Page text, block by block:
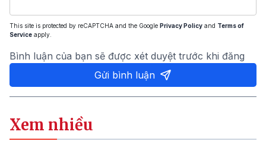
This site is protected by reCAPTCHA and the Google Privacy Policy and Terms of
Service apply.
Bình luận của bạn sẽ được xét duyệt trước khi đăng
Gửi bình luận
Xem nhiều